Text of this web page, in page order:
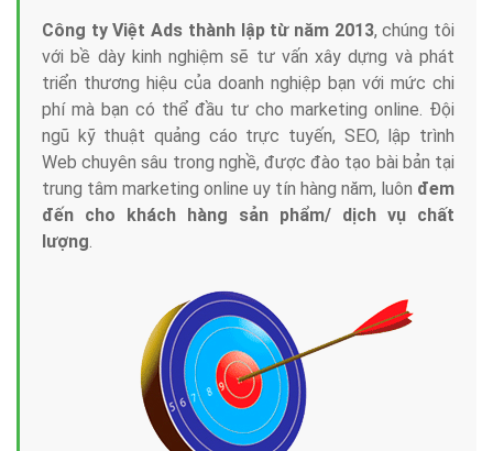
Công ty Việt Ads thành lập từ năm 2013, chúng tôi
với bề dày kinh nghiệm sẽ tư vấn xây dựng và phát
triển thương hiệu của doanh nghiệp bạn với mức chi
phí mà bạn có thể đầu tư cho marketing online. Đội
ngũ kỹ thuật quảng cáo trực tuyến, SEO, lập trình
Web chuyên sâu trong nghề, được đào tạo bài bản tại
trung tâm marketing online uy tín hàng năm, luôn đem
đến cho khách hàng sản phẩm/ dịch vụ chất
lượng.